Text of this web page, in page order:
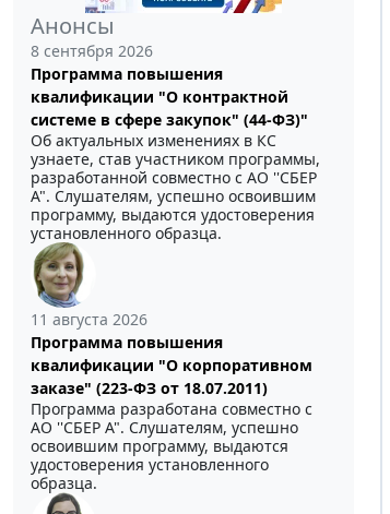
Анонсы
8 сентября 2026
Программа повышения
квалификации "О контрактной
системе в сфере закупок" (44-ФЗ)"
Об актуальных изменениях в КС
узнаете, став участником программы,
разработанной совместно с АО ''СБЕР
А". Слушателям, успешно освоившим
программу, выдаются удостоверения
установленного образца.
11 августа 2026
Программа повышения
квалификации "О корпоративном
заказе" (223-ФЗ от 18.07.2011)
Программа разработана совместно с
АО ''СБЕР А". Слушателям, успешно
освоившим программу, выдаются
удостоверения установленного
образца.